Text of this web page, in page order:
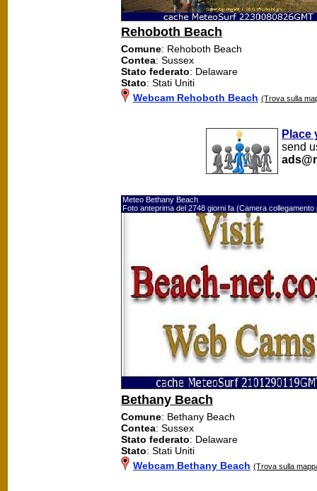
Rehoboth Beach
Comune: Rehoboth Beach
Contea: Sussex
Stato federato: Delaware
Stato: Stati Uniti
Webcam Rehoboth Beach (Trova sulla
Place
send
Meteo Bethany Beach
Foto anteprima del 2748 giorni fa (Camera collegamento
Bethany Beach
Comune: Bethany Beach
Contea: Sussex
Stato federato: Delaware
Stato: Stati Uniti
Webcam Bethany Beach (Trova sulla